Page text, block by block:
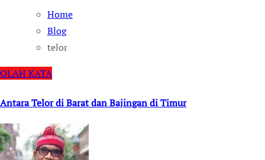
Home
Blog
telor
OLAH KATA
Antara Telor di Barat dan Bajingan di Timur